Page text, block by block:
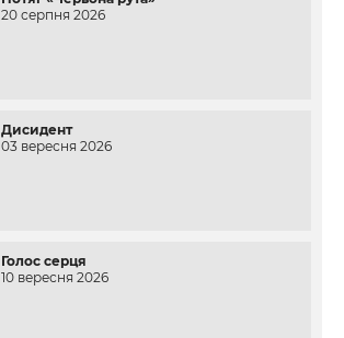
20 серпня 2026
Дисидент
03 вересня 2026
Голос серця
10 вересня 2026